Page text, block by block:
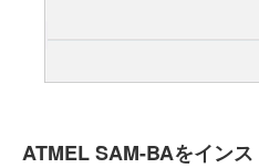
ATMEL SAM-BAをインス